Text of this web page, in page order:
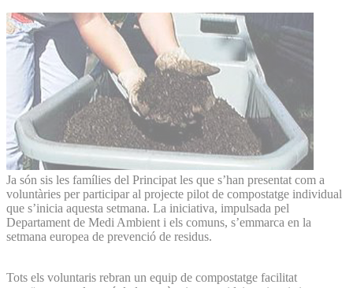
Ja són sis les famílies del Principat les que s’han presentat com a
voluntàries per participar al projecte pilot de compostatge individual
que s’inicia aquesta setmana. La iniciativa, impulsada pel
Departament de Medi Ambient i els comuns, s’emmarca en la
setmana europea de prevenció de residus.
Tots els voluntaris rebran un equip de compostatge facilitat